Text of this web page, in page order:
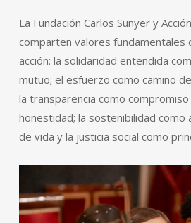
La Fundación Carlos Sunyer y
comparten valores fundamentales
acción: la solidaridad entendida
mutuo; el esfuerzo como camino
la transparencia como
honestidad; la sostenibilidad
de vida y la justicia social como